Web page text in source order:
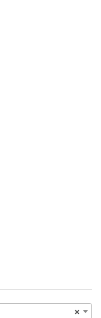
×